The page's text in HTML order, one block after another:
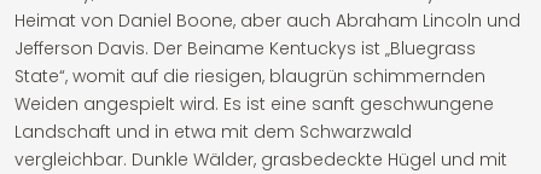
Heimat von Daniel Boone, aber auch Abraham Lincoln und
Jefferson Davis. Der Beiname Kentuckys ist „Bluegrass
State“, womit auf die riesigen, blaugrün schimmernden
Weiden angespielt wird. Es ist eine sanft geschwungene
Landschaft und in etwa mit dem Schwarzwald
vergleichbar. Dunkle Wälder, grasbedeckte Hügel und mit